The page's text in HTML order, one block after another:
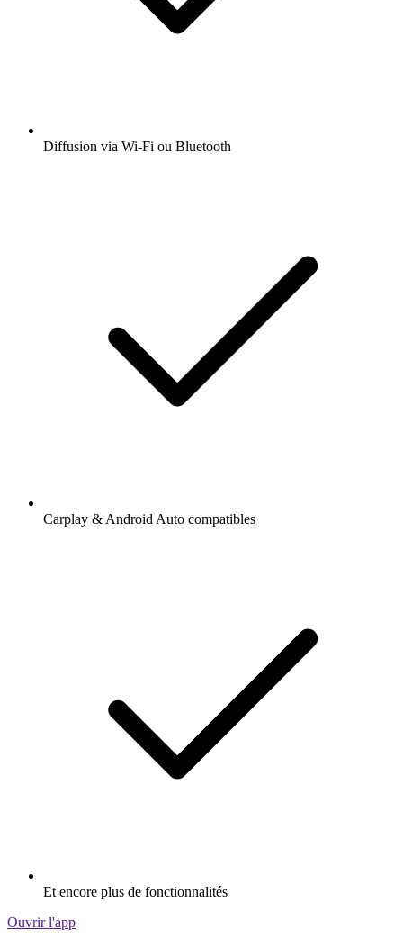
Diffusion via Wi-Fi ou Bluetooth
Carplay & Android Auto compatibles
Et encore plus de fonctionnalités
Ouvrir l'app